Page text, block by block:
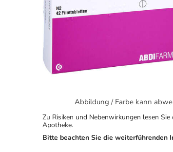
Abbildung / Farbe kann
Zu Risiken und Nebenwirkungen lesen
Apotheke.
Bitte beachten Sie die weiterführenden